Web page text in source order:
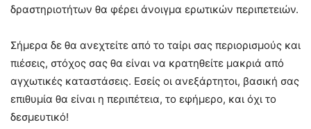
δραστηριοτήτων θα φέρει άνοιγμα ερωτικών περιπετειών.
Σήμερα δε θα ανεχτείτε από το ταίρι σας περιορισμούς και
πιέσεις, στόχος σας θα είναι να κρατηθείτε μακριά από
αγχωτικές καταστάσεις. Εσείς οι ανεξάρτητοι, βασική σας
επιθυμία θα είναι η περιπέτεια, το εφήμερο, και όχι το
δεσμευτικό!